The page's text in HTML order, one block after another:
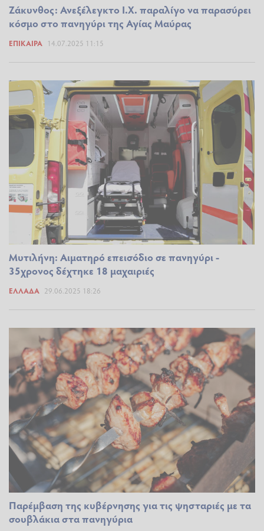
Ζάκυνθος: Ανεξέλεγκτο Ι.Χ. παραλίγο να παρασύρει
κόσμο στο πανηγύρι της Αγίας Μαύρας
ΕΠΊΚΑΙΡΑ 14.07.2025 11:15
Μυτιλήνη: Αιματηρό επεισόδιο σε πανηγύρι -
35χρονος δέχτηκε 18 μαχαιριές
ΕΛΛΆΔΑ 29.06.2025 18:26
Παρέμβαση της κυβέρνησης για τις ψησταριές με τα
σουβλάκια στα πανηγύρια